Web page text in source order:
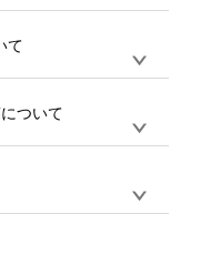
30個以下の場合
用ください)
すので、直接配送業
お願い致します。
大50%)が適用され
入金額の1％が1ポ
回ご注文時に1ポイ
ただけます。ポイン
され、次回ご注文時
ントの有効期限は一
過去10カ月のご注
引(最大5%)が適用
て
生地（Tシャツのホ
チュラル、ホワイト
させるための処理剤
低価格で商品をお届
ついて
該当デザインのみ画
変換、またはAdobe